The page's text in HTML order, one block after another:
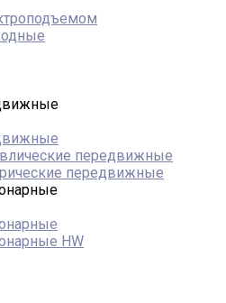
передвижные
передвижные
HW